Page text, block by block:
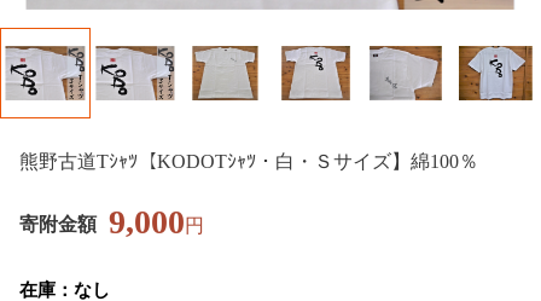
熊野古道Tｼｬﾂ【KODOTｼｬﾂ・白・Ｓサイズ】綿100％
寄附金額 9,000円
在庫：なし